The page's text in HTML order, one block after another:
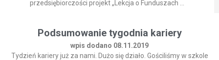
przedsiębiorczości projekt „Lekcja o Funduszach ...
Podsumowanie tygodnia kariery
wpis dodano 08.11.2019
Tydzień kariery już za nami. Dużo się działo. Gościliśmy w szkole